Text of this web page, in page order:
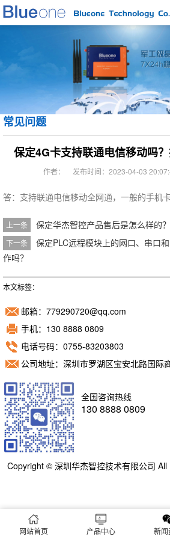
常见问题
保定4G卡支持联通电信移动吗？
作者： 发布时间：2023-04-03
答：支持联通电信移动全网通，一般的手机
上一条 保定华杰智控产品售后是怎么样的？
下一条
保定PLC远程模块上的网口、串口
作吗？
本文标签：
邮箱：779290720@qq.com
手机：130 8888 0809
电话号码：0755-83203803
公司地址：深圳市罗湖区宝安北路国际
全国咨询热线
130 8888 0809
Copyright © 深圳华杰智控技术有限公司 All
网站首页 产品中心 新闻